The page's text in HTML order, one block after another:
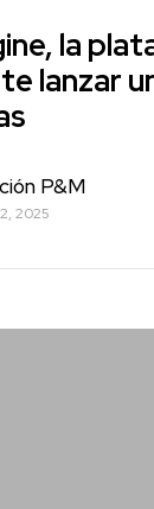
la
lanzar
P&M
2025